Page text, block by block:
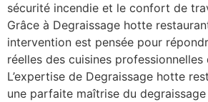
sécurité incendie et le confort de
Grâce à Degraissage hotte
intervention est pensée pour
réelles des cuisines professionnelles
L’expertise de Degraissage hotte
une parfaite maîtrise du